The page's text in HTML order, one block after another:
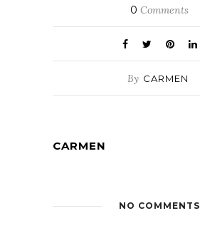
0 Comments
By CARMEN
CARMEN
NO COMMENTS